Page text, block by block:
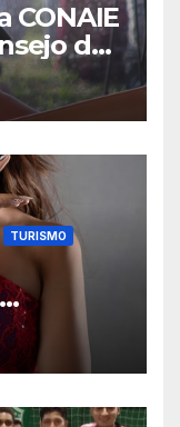
CONAIE
de
2025–
TURISMO
EN